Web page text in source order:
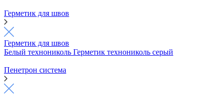
Герметик для швов
Герметик для швов
Белый технониколь Герметик технониколь серый
Пенетрон система